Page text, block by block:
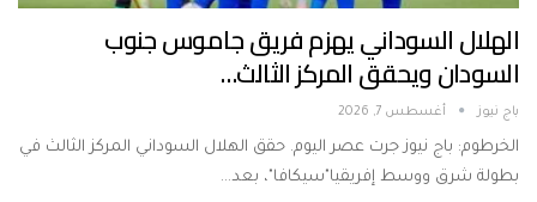
الهلال السوداني يهزم فريق جاموس جنوب
السودان ويحقق المركز الثالث…
باج نيوز أغسطس 7, 2026
الخرطوم: باج نيوز جرت عصر اليوم. حقق الهلال السوداني المركز الثالث في
بطولة شرق ووسط إفريقيا"سيكافا"، بعد…